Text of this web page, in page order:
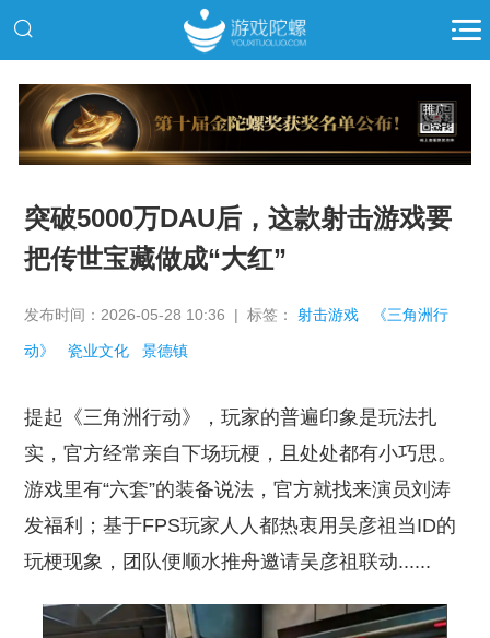
推广
突破5000万DAU后，这款射击游戏要
把传世宝藏做成“大红”
发布时间：2026-05-28 10:36 | 标签：射击游戏 《三角洲行
动》 瓷业文化 景德镇
提起《三角洲行动》，玩家的普遍印象是玩法扎
实，官方经常亲自下场玩梗，且处处都有小巧思。
游戏里有“六套”的装备说法，官方就找来演员刘涛
发福利；基于FPS玩家人人都热衷用吴彦祖当ID的
玩梗现象，团队便顺水推舟邀请吴彦祖联动......